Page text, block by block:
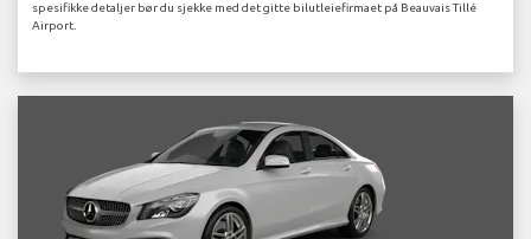
spesifikke detaljer bør du sjekke med det gitte bilutleiefirmaet på Beauvais Tillé
Airport.